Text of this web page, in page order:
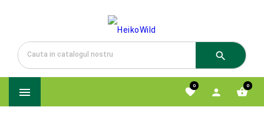

 0



0